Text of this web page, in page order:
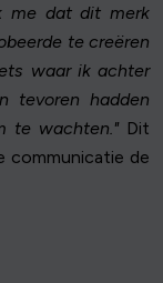
me dat dit merk
te creëren
waar ik achter
tevoren hadden
te wachten."Dit
communicatie de